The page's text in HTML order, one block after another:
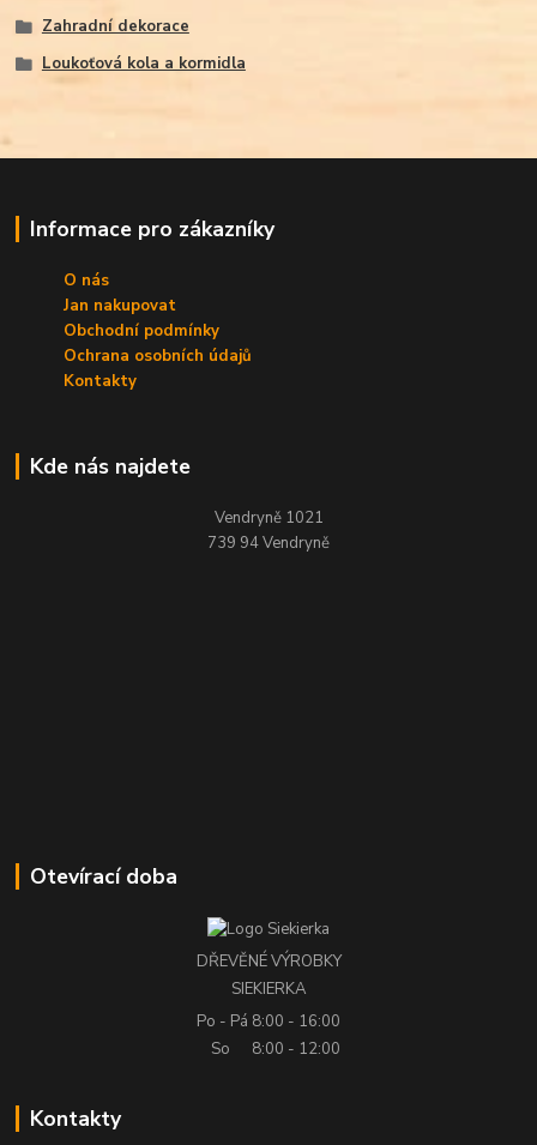
Zahradní dekorace
Loukoťová kola a kormidla
Informace pro zákazníky
O nás
Jan nakupovat
Obchodní podmínky
Ochrana osobních údajů
Kontakty
Kde nás najdete
Vendryně 1021
739 94 Vendryně
Otevírací doba
DŘEVĚNÉ VÝROBKY
SIEKIERKA
Po - Pá 8:00 - 16:00
So
8:00 - 12:00
Kontakty